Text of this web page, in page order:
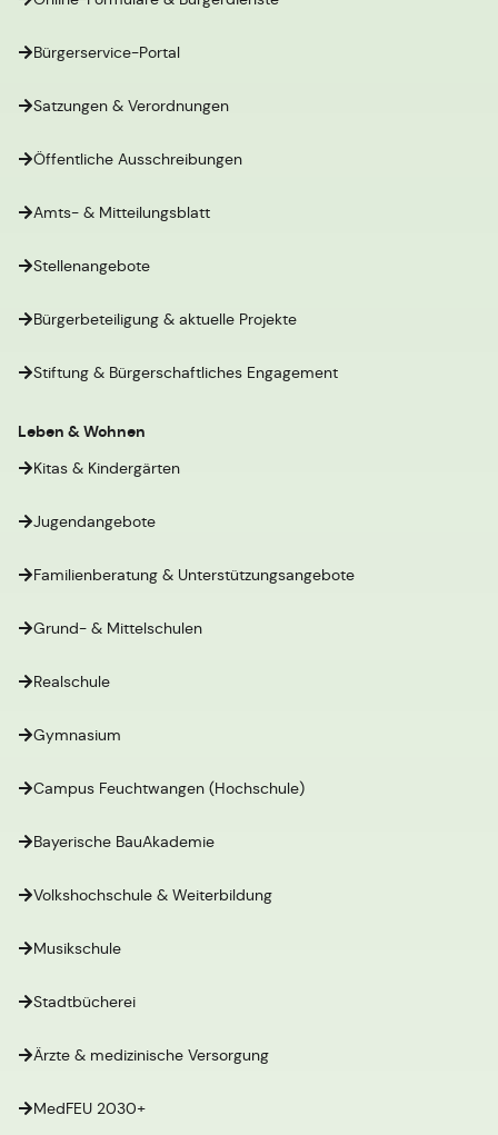
Bürgerservice-Portal
Satzungen & Verordnungen
Öffentliche Ausschreibungen
Amts- & Mitteilungsblatt
Stellenangebote
Bürgerbeteiligung & aktuelle Projekte
Stiftung & Bürgerschaftliches Engagement
Leben & Wohnen
Kitas & Kindergärten
Jugendangebote
Familienberatung & Unterstützungsangebote
Grund- & Mittelschulen
Realschule
Gymnasium
Campus Feuchtwangen (Hochschule)
Bayerische BauAkademie
Volkshochschule & Weiterbildung
Musikschule
Stadtbücherei
Ärzte & medizinische Versorgung
MedFEU 2030+